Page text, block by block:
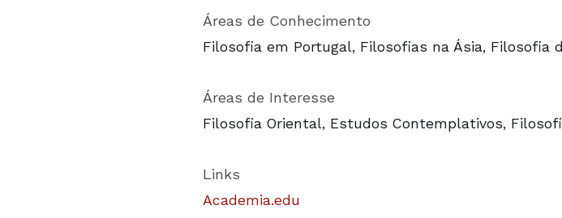
Áreas de Conhecimento
Filosofia em Portugal, Filosofias na Ásia, Filosofia
Áreas de Interesse
Filosofia Oriental, Estudos Contemplativos,
Links
Academia.edu